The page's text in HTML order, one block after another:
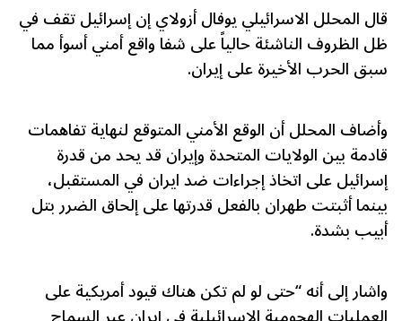
قال المحلل الاسرائيلي يوفال أزولاي إن إسرائيل تقف في
ظل الظروف الناشئة حالياً على شفا واقع أمني أسوأ مما
سبق الحرب الأخيرة على إيران.
وأضاف المحلل أن الوقع الأمني المتوقع لنهاية تفاهمات
قادمة بين الولايات المتحدة وإيران قد يحد من قدرة
إسرائيل على اتخاذ إجراءات ضد ايران في المستقبل،
بينما أثبتت طهران بالفعل قدرتها على إلحاق الضرر بتل
أبيب بشدة.
واشار إلى أنه “حتى لو لم تكن هناك قيود أمريكية على